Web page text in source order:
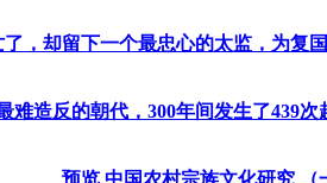
了，却留下一个最忠心的太监，为复
难造反的朝代，300年间发生了439
预览 中国农村宗族文化研究 （